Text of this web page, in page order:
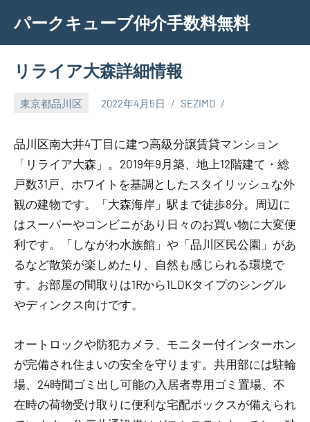
content
パークキューブ仲介手数料無料
リライア大森詳細情報
東京都品川区 2022年4月5日 SEZIMO
品川区南大井4丁目に建つ高級分譲賃貸マンション
「リライア大森」。2019年9月築、地上12階建て・総
戸数31戸、ホワイトを基調としたスタイリッシュな外
観の建物です。「大森海岸」駅まで徒歩8分。周辺に
はスーパーやコンビニがあり日々のお買い物に大変便
利です。「しながわ水族館」や「品川区民公園」があ
るなど散策が楽しめたり、自然も感じられる環境で
す。お部屋の間取りは1Rから1LDKタイプのシングル
やディンクス向けです。
オートロックや防犯カメラ、モニター付インターホン
が完備され住まいの安全を守ります。共用部には駐輪
場、24時間ゴミ出し可能の入居者専用ゴミ置場、不
在時の荷物受け取りに便利な宅配ボックスが備えられ